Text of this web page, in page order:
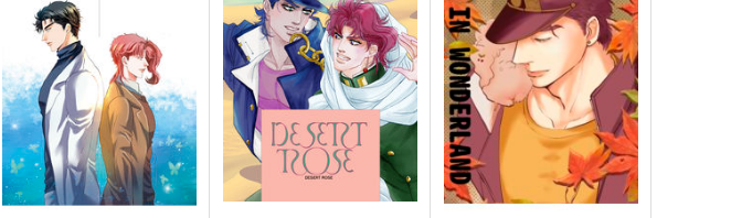
空条承太郎氏を攻略するにあ
たっての諸問題について
揚げせんべい
660円 （税込）
空条承太郎×花京院典明
サンプル 作品詳細
pome in wonderland
問屋制家内工業
944円（税込）
空条承太郎×花京院典明
サンプル 作品詳細
pome in wonderland 2
問屋制家内工業
629円 （税込）
空条承太郎×花京院典明
サンプル 作品詳細